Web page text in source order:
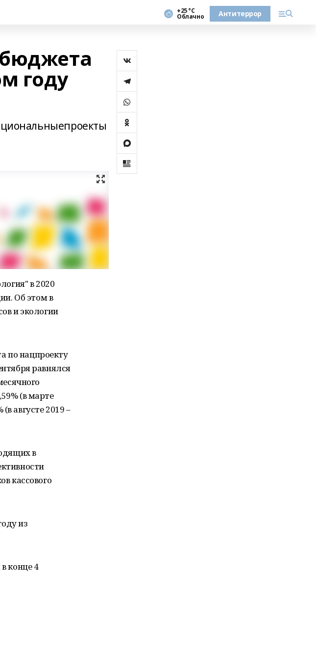
+25 °С
Облачно Антитеррор
году
в 2020
Об этом в
и экологии
по нацпроекту
равнялся
(в марте
(в августе 2019 –
в
кассового
из
конце 4